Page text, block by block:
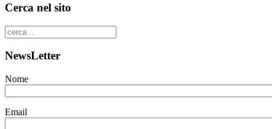
Cerca nel sito
NewsLetter
Nome
Email